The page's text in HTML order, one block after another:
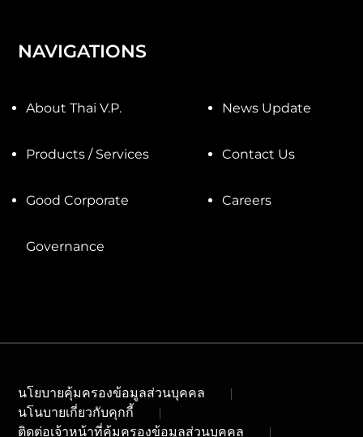
NAVIGATIONS
About Thai V.P.
Products / Services
Good Corporate
Governance
News Update
Contact Us
Careers
นโยบายคุ้มครองข้อมูลส่วนบุคคล
นโนบายเกี่ยวกับคุกกี้
ติดต่อเจ้าหน้าที่คุ้มครองข้อมูลส่วนบุคคล